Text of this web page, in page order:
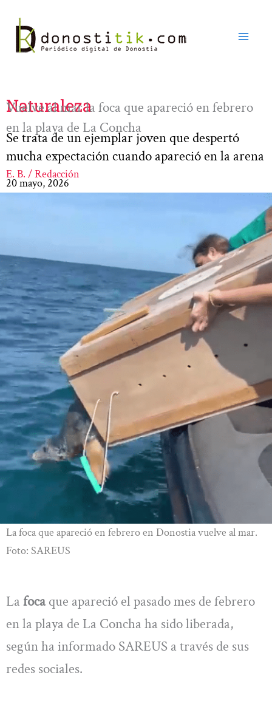
contenido
Naturaleza
Vuelve al mar la foca que apareció en febrero
en la playa de La Concha
Se trata de un ejemplar joven que despertó
mucha expectación cuando apareció en la arena
E. B. / Redacción
20 mayo, 2026
La foca que apareció en febrero en Donostia vuelve al mar.
Foto: SAREUS
La focaque apareció el pasado mes de febrero
en la playa de La Concha ha sido liberada,
según ha informado SAREUS a través de sus
redes sociales.